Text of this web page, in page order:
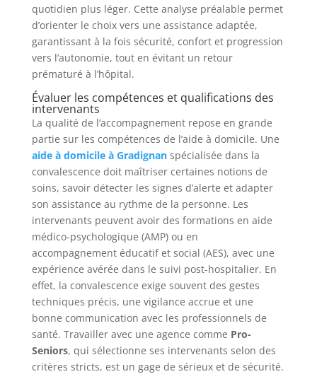
quotidien plus léger. Cette analyse préalable permet
d’orienter le choix vers une assistance adaptée,
garantissant à la fois sécurité, confort et progression
vers l’autonomie, tout en évitant un retour
prématuré à l’hôpital.
Évaluer les compétences et qualifications des
intervenants
La qualité de l’accompagnement repose en grande
partie sur les compétences de l’aide à domicile. Une
aide à domicile à Gradignan spécialisée dans la
convalescence doit maîtriser certaines notions de
soins, savoir détecter les signes d’alerte et adapter
son assistance au rythme de la personne. Les
intervenants peuvent avoir des formations en aide
médico-psychologique (AMP) ou en
accompagnement éducatif et social (AES), avec une
expérience avérée dans le suivi post-hospitalier. En
effet, la convalescence exige souvent des gestes
techniques précis, une vigilance accrue et une
bonne communication avec les professionnels de
santé. Travailler avec une agence comme Pro-
Seniors, qui sélectionne ses intervenants selon des
critères stricts, est un gage de sérieux et de sécurité.